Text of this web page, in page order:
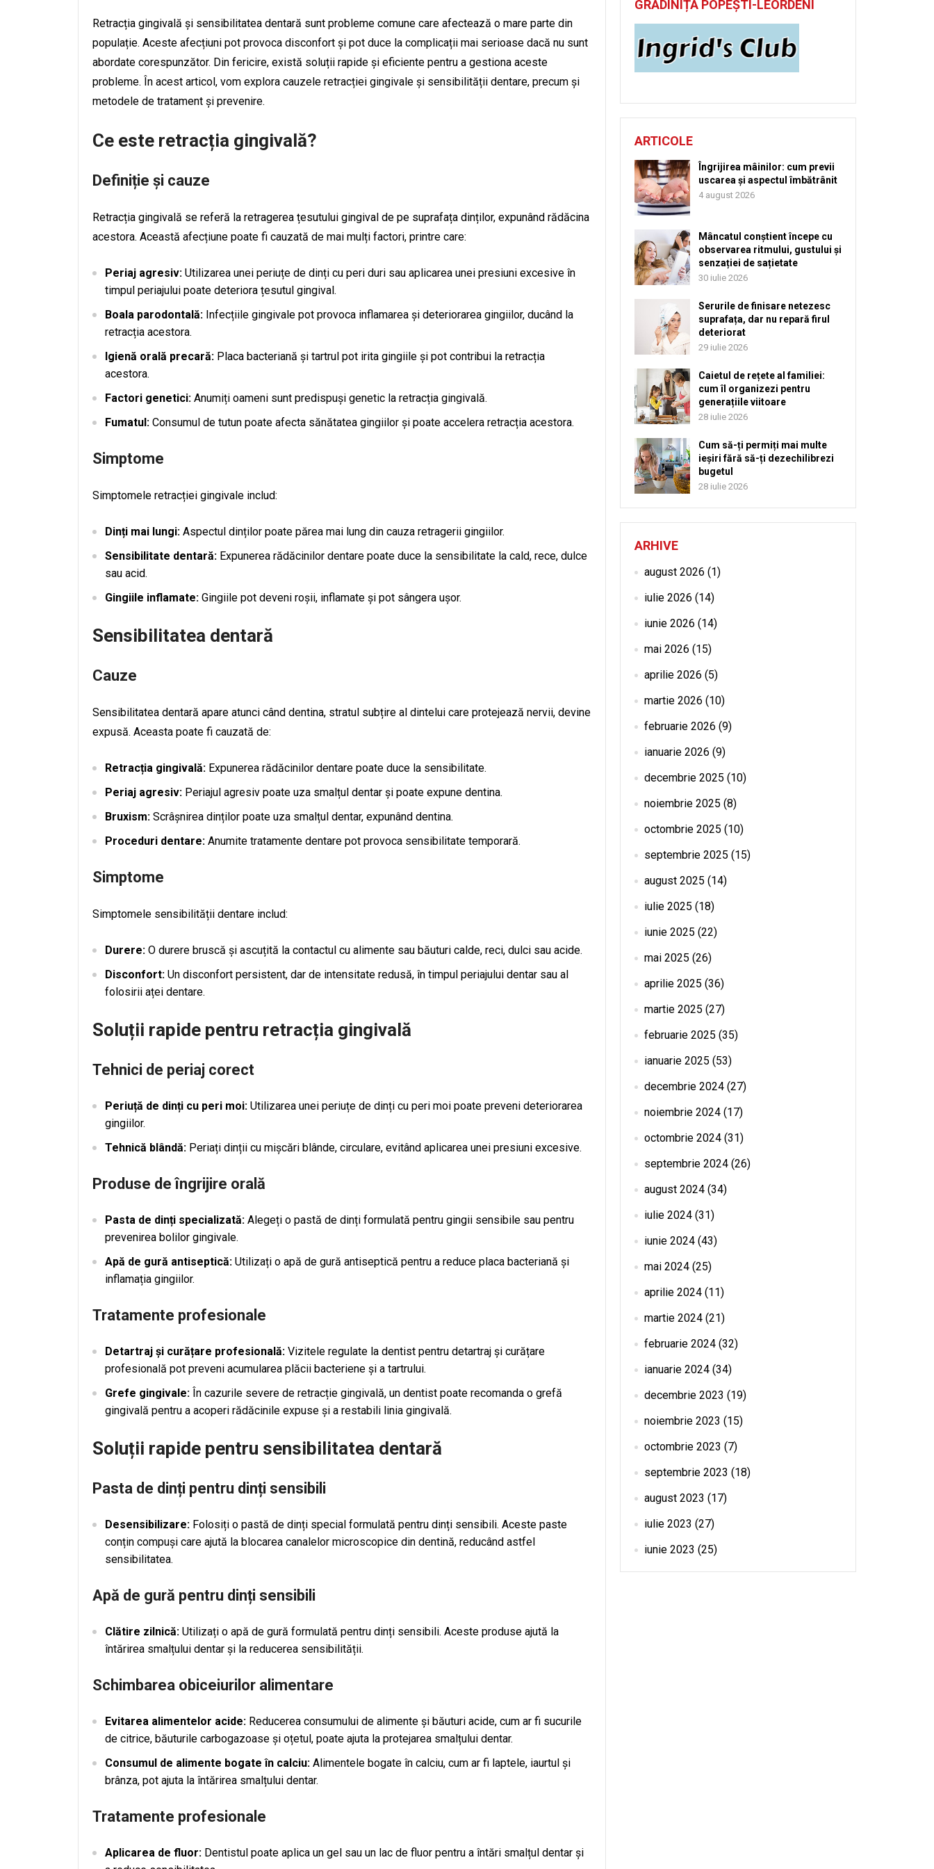
Retracția gingivală și sensibilitatea dentară sunt probleme comune care afectează o mare parte din
populație. Aceste afecțiuni pot provoca disconfort și pot duce la complicații mai serioase dacă nu sunt
abordate corespunzător. Din fericire, există soluții rapide și eficiente pentru a gestiona aceste
probleme. În acest articol, vom explora cauzele retracției gingivale și sensibilității dentare, precum și
metodele de tratament și prevenire.
Ce este retracția gingivală?
Definiție și cauze
Retracția gingivală se referă la retragerea țesutului gingival de pe suprafața dinților, expunând rădăcina
acestora. Această afecțiune poate fi cauzată de mai mulți factori, printre care:
Periaj agresiv: Utilizarea unei periuțe de dinți cu peri duri sau aplicarea unei presiuni excesive în
timpul periajului poate deteriora țesutul gingival.
Boala parodontală: Infecțiile gingivale pot provoca inflamarea și deteriorarea gingiilor, ducând la
retracția acestora.
Igienă orală precară: Placa bacteriană și tartrul pot irita gingiile și pot contribui la retracția
acestora.
Factori genetici: Anumiți oameni sunt predispuși genetic la retracția gingivală.
Fumatul: Consumul de tutun poate afecta sănătatea gingiilor și poate accelera retracția acestora.
Simptome
Simptomele retracției gingivale includ:
Dinți mai lungi: Aspectul dinților poate părea mai lung din cauza retragerii gingiilor.
Sensibilitate dentară: Expunerea rădăcinilor dentare poate duce la sensibilitate la cald, rece, dulce
sau acid.
Gingiile inflamate: Gingiile pot deveni roșii, inflamate și pot sângera ușor.
Sensibilitatea dentară
Cauze
Sensibilitatea dentară apare atunci când dentina, stratul subțire al dintelui care protejează nervii, devine
expusă. Aceasta poate fi cauzată de:
Retracția gingivală: Expunerea rădăcinilor dentare poate duce la sensibilitate.
Periaj agresiv: Periajul agresiv poate uza smalțul dentar și poate expune dentina.
Bruxism: Scrâșnirea dinților poate uza smalțul dentar, expunând dentina.
Proceduri dentare: Anumite tratamente dentare pot provoca sensibilitate temporară.
Simptome
Simptomele sensibilității dentare includ:
Durere: O durere bruscă și ascuțită la contactul cu alimente sau băuturi calde, reci, dulci sau acide.
Disconfort: Un disconfort persistent, dar de intensitate redusă, în timpul periajului dentar sau al
folosirii aței dentare.
Soluții rapide pentru retracția gingivală
Tehnici de periaj corect
Periuță de dinți cu peri moi: Utilizarea unei periuțe de dinți cu peri moi poate preveni deteriorarea
gingiilor.
Tehnică blândă: Periați dinții cu mișcări blânde, circulare, evitând aplicarea unei presiuni excesive.
Produse de îngrijire orală
Pasta de dinți specializată: Alegeți o pastă de dinți formulată pentru gingii sensibile sau pentru
prevenirea bolilor gingivale.
Apă de gură antiseptică: Utilizați o apă de gură antiseptică pentru a reduce placa bacteriană și
inflamația gingiilor.
Tratamente profesionale
Detartraj și curățare profesională: Vizitele regulate la dentist pentru detartraj și curățare
profesională pot preveni acumularea plăcii bacteriene și a tartrului.
Grefe gingivale: În cazurile severe de retracție gingivală, un dentist poate recomanda o grefă
gingivală pentru a acoperi rădăcinile expuse și a restabili linia gingivală.
Soluții rapide pentru sensibilitatea dentară
Pasta de dinți pentru dinți sensibili
Desensibilizare: Folosiți o pastă de dinți special formulată pentru dinți sensibili. Aceste paste
conțin compuși care ajută la blocarea canalelor microscopice din dentină, reducând astfel
sensibilitatea.
Apă de gură pentru dinți sensibili
Clătire zilnică: Utilizați o apă de gură formulată pentru dinți sensibili. Aceste produse ajută la
întărirea smalțului dentar și la reducerea sensibilității.
Schimbarea obiceiurilor alimentare
Evitarea alimentelor acide: Reducerea consumului de alimente și băuturi acide, cum ar fi sucurile
de citrice, băuturile carbogazoase și oțetul, poate ajuta la protejarea smalțului dentar.
Consumul de alimente bogate în calciu: Alimentele bogate în calciu, cum ar fi laptele, iaurtul și
brânza, pot ajuta la întărirea smalțului dentar.
Tratamente profesionale
Aplicarea de fluor: Dentistul poate aplica un gel sau un lac de fluor pentru a întări smalțul dentar și
GRĂDINIȚĂ POPEȘTI-LEORDENI
ARTICOLE
Îngrijirea mâinilor: cum previi
uscarea și aspectul îmbătrânit
4 august 2026
Mâncatul conștient începe cu
observarea ritmului, gustului și
senzației de sațietate
30 iulie 2026
Serurile de finisare netezesc
suprafața, dar nu repară firul
deteriorat
29 iulie 2026
Caietul de rețete al familiei:
cum îl organizezi pentru
generațiile viitoare
28 iulie 2026
Cum să-ți permiți mai multe
ieșiri fără să-ți dezechilibrezi
bugetul
28 iulie 2026
ARHIVE
august 2026 (1)
iulie 2026 (14)
iunie 2026 (14)
mai 2026 (15)
aprilie 2026 (5)
martie 2026 (10)
februarie 2026 (9)
ianuarie 2026 (9)
decembrie 2025 (10)
noiembrie 2025 (8)
octombrie 2025 (10)
septembrie 2025 (15)
august 2025 (14)
iulie 2025 (18)
iunie 2025 (22)
mai 2025 (26)
aprilie 2025 (36)
martie 2025 (27)
februarie 2025 (35)
ianuarie 2025 (53)
decembrie 2024 (27)
noiembrie 2024 (17)
octombrie 2024 (31)
septembrie 2024 (26)
august 2024 (34)
iulie 2024 (31)
iunie 2024 (43)
mai 2024 (25)
aprilie 2024 (11)
martie 2024 (21)
februarie 2024 (32)
ianuarie 2024 (34)
decembrie 2023 (19)
noiembrie 2023 (15)
octombrie 2023 (7)
septembrie 2023 (18)
august 2023 (17)
iulie 2023 (27)
iunie 2023 (25)